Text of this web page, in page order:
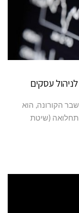
עסקים
הקורונה, הוא
(שיטת